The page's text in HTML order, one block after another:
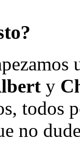
y
todos
no